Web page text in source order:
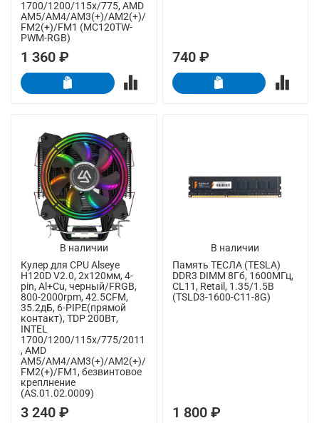
1700/1200/115x/775, AMD
AM5/AM4/AM3(+)/AM2(+)/
FM2(+)/FM1 (MC120TW-
PWM-RGB)
1 360 ₽ 740 ₽
В наличии
Кулер для CPU Alseye
H120D V2.0, 2х120мм, 4-
pin, Al+Cu, черный/FRGB,
800-2000rpm, 42.5CFM,
35.2дБ, 6-PIPE(прямой
контакт), TDP 200Вт,
INTEL
1700/1200/115x/775/2011
, AMD
AM5/AM4/AM3(+)/AM2(+)/
FM2(+)/FM1, безвинтовое
креплнение
(AS.01.02.0009)
3 240 ₽
В наличии
Память ТЕСЛА (TESLA)
DDR3 DIMM 8Гб, 1600МГц,
CL11, Retail, 1.35/1.5В
(TSLD3-1600-C11-8G)
1 800 ₽